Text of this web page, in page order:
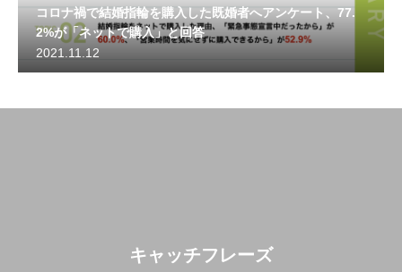
コロナ禍で結婚指輪を購入した既婚者へアンケート、77.
2%が「ネットで購入」と回答
2021.11.12
キャッチフレーズ